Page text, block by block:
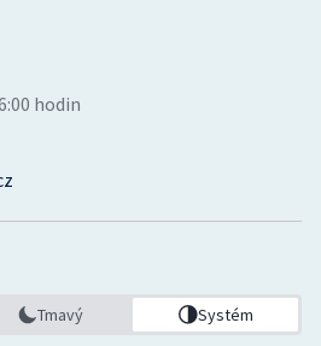
hodin
Tmavý Systém